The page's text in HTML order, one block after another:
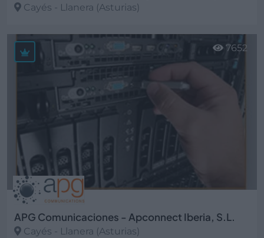
Cayés - Llanera (Asturias)
Ver más
APG Comunicaciones - Apconnect Iberia, S.L.
Cayés - Llanera (Asturias)
7652